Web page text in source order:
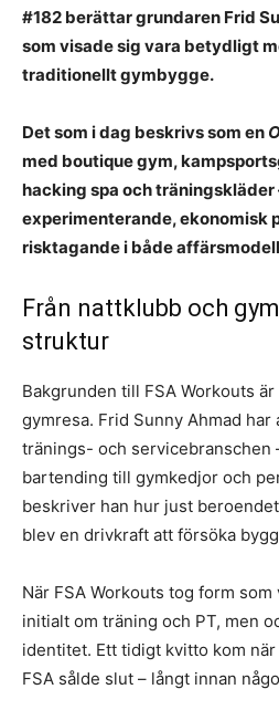
#182 berättar grundaren Frid
som visade sig vara betydligt
traditionellt gymbygge.
Det som i dag beskrivs som en
med boutique gym,
hacking spa och träningskläder
experimenterande, ekonomisk
risktagande i både
Från nattklubb och
struktur
Bakgrunden till FSA Workouts
gymresa. Frid Sunny Ahmad
tränings- och servicebranschen
bartending till gymkedjor och
beskriver han hur just
blev en drivkraft att försöka
När FSA Workouts tog form
initialt om träning och PT, men
identitet. Ett tidigt kvitto kom
FSA sålde slut – långt innan